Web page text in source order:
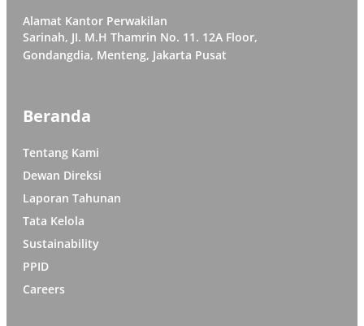
Alamat Kantor Perwakilan
Sarinah, JI. M.H Thamrin No. 11. 12A Floor,
Gondangdia, Menteng, Jakarta Pusat
Beranda
Tentang Kami
Dewan Direksi
Laporan Tahunan
Tata Kelola
Sustainability
PPID
Careers